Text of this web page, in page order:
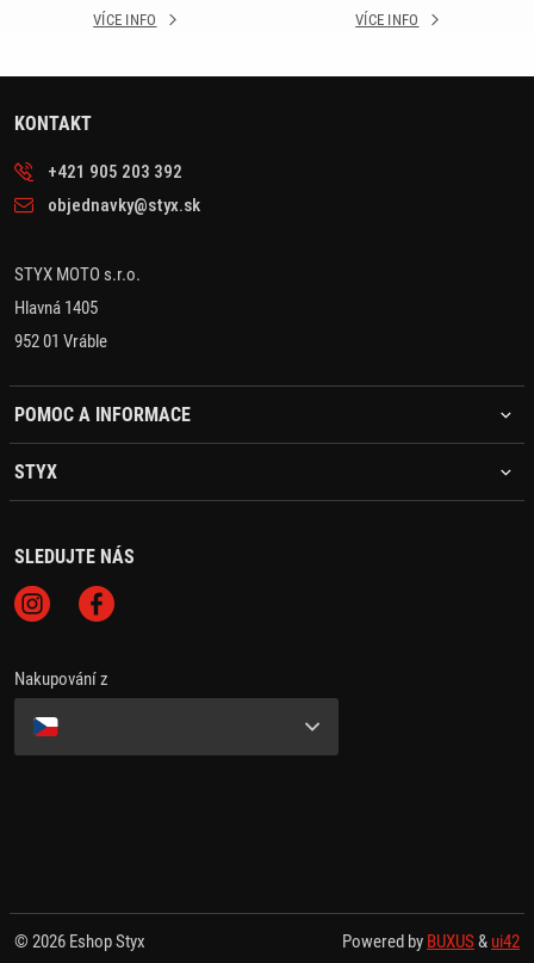
VÍCE INFO VÍCE INFO
KONTAKT
+421 905 203 392
objednavky@styx.sk
STYX MOTO s.r.o.
Hlavná 1405
952 01 Vráble
POMOC A INFORMACE
STYX
SLEDUJTE NÁS
Nakupování z
© 2026 Eshop Styx Powered by BUXUS & ui42